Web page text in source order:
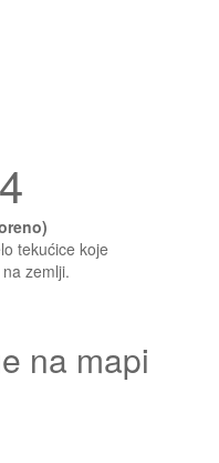
tekućice koje
zemlji.
na mapi